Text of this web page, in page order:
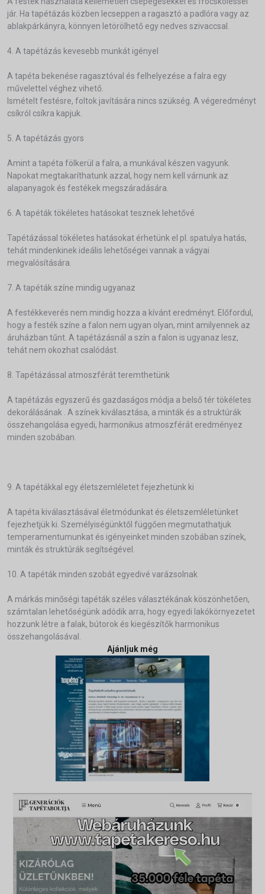
jár. Ha tapétázás közben lecseppen a ragasztó a padlóra vagy az
ablakpárkányra, könnyen letörölhető egy nedves szivaccsal.
4. A tapétázás kevesebb munkát igényel
A tapéta bekenése ragasztóval és felhelyezése a falra egy
művelettel véghez vihető.
Ismételt festésre, foltok javítására nincs szükség. A végeredményt
csíkról csíkra kapjuk.
5. A tapétázás gyors
Amint a tapéta fölkerül a falra, a munkával készen vagyunk.
Napokat megtakaríthatunk azzal, hogy nem kell várnunk az
alapanyagok és festékek megszáradására.
6. A tapéták tökéletes hatásokat tesznek lehetővé
Tapétázással tökéletes hatásokat érhetünk el pl. spatulya hatás,
tehát mindenkinek ideális lehetőségei vannak a vágyai
megvalósítására.
7. A tapéták színe mindig ugyanaz
A festékkeverés nem mindig hozza a kívánt eredményt. Előfordul,
hogy a festék színe a falon nem ugyan olyan, mint amilyennek az
áruházban tűnt. A tapétázásnál a szín a falon is ugyanaz lesz,
tehát nem okozhat csalódást.
8. Tapétázással atmoszférát teremthetünk
A tapétázás egyszerű és gazdaságos módja a belső tér tökéletes
dekorálásának . A színek kiválasztása, a minták és a struktúrák
összehangolása egyedi, harmonikus atmoszférát eredményez
minden szobában.
9. A tapétákkal egy életszemléletet fejezhetünk ki
A tapéta kiválasztásával életmódunkat és életszemléletünket
fejezhetjük ki. Személyiségünktől függően megmutathatjuk
temperamentumunkat és igényeinket minden szobában színek,
minták és struktúrák segítségével.
10. A tapéták minden szobát egyedivé varázsolnak
A márkás minőségi tapéták széles választékának köszönhetően,
számtalan lehetőségünk adódik arra, hogy egyedi lakókörnyezetet
hozzunk létre a falak, bútorok és kiegészítők harmonikus
összehangolásával.
Ajánljuk még